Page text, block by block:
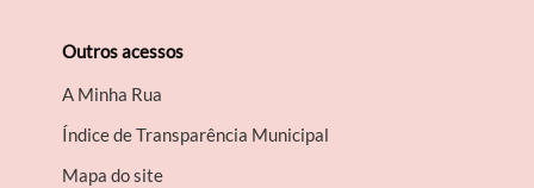
Outros acessos
A Minha Rua
Índice de Transparência Municipal
Mapa do site